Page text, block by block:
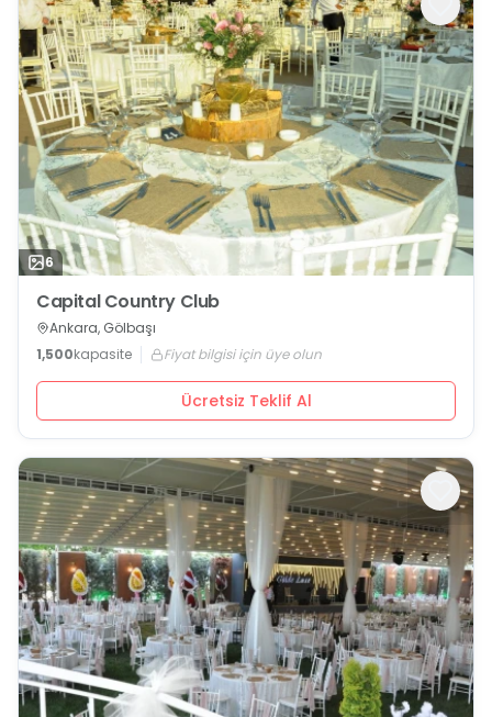
6
Capital Country Club
Ankara, Gölbaşı
1,500kapasite Fiyat bilgisi için üye olun
Ücretsiz Teklif Al